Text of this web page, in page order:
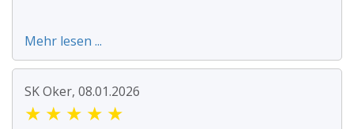
Mehr lesen ...
SK Oker, 08.01.2026
★ ★ ★ ★ ★